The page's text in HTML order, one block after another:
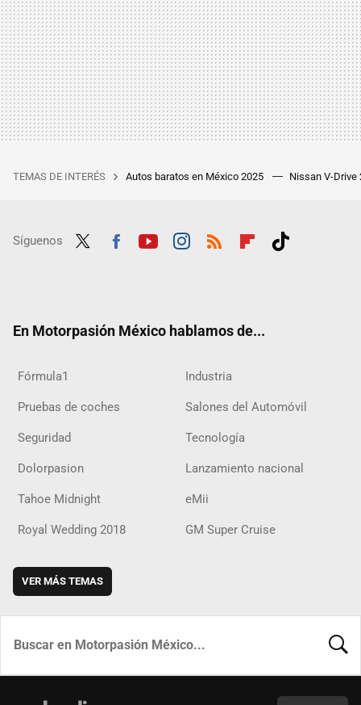
TEMAS DE INTERÉS Autos baratos en México 2025 Nissan V-Drive
Síguenos
En Motorpasión México hablamos de...
Fórmula1 Industria
Pruebas de coches Salones del Automóvil
Seguridad Tecnología
Dolorpasion Lanzamiento nacional
Tahoe Midnight eMii
Royal Wedding 2018 GM Super Cruise
VER MÁS TEMAS